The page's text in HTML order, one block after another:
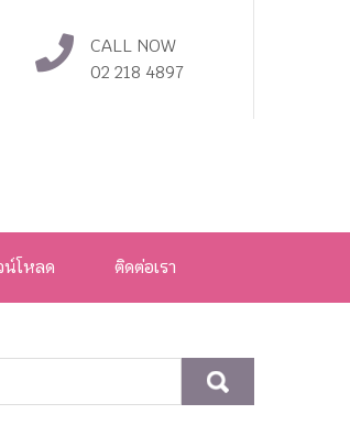
CALL NOW
02 218 4897
น์โหลด ติดต่อเรา